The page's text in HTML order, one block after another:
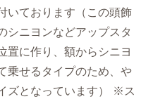
いております（この頭飾
シニヨンなどアップスタ
置に作り、額からシニヨ
乗せるタイプのため、や
ズとなっています） ※ス